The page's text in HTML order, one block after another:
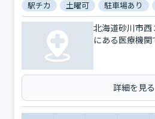
駅チカ 土曜可 駐車場あり
北海道砂川市西
にある医療機関
詳細を見る